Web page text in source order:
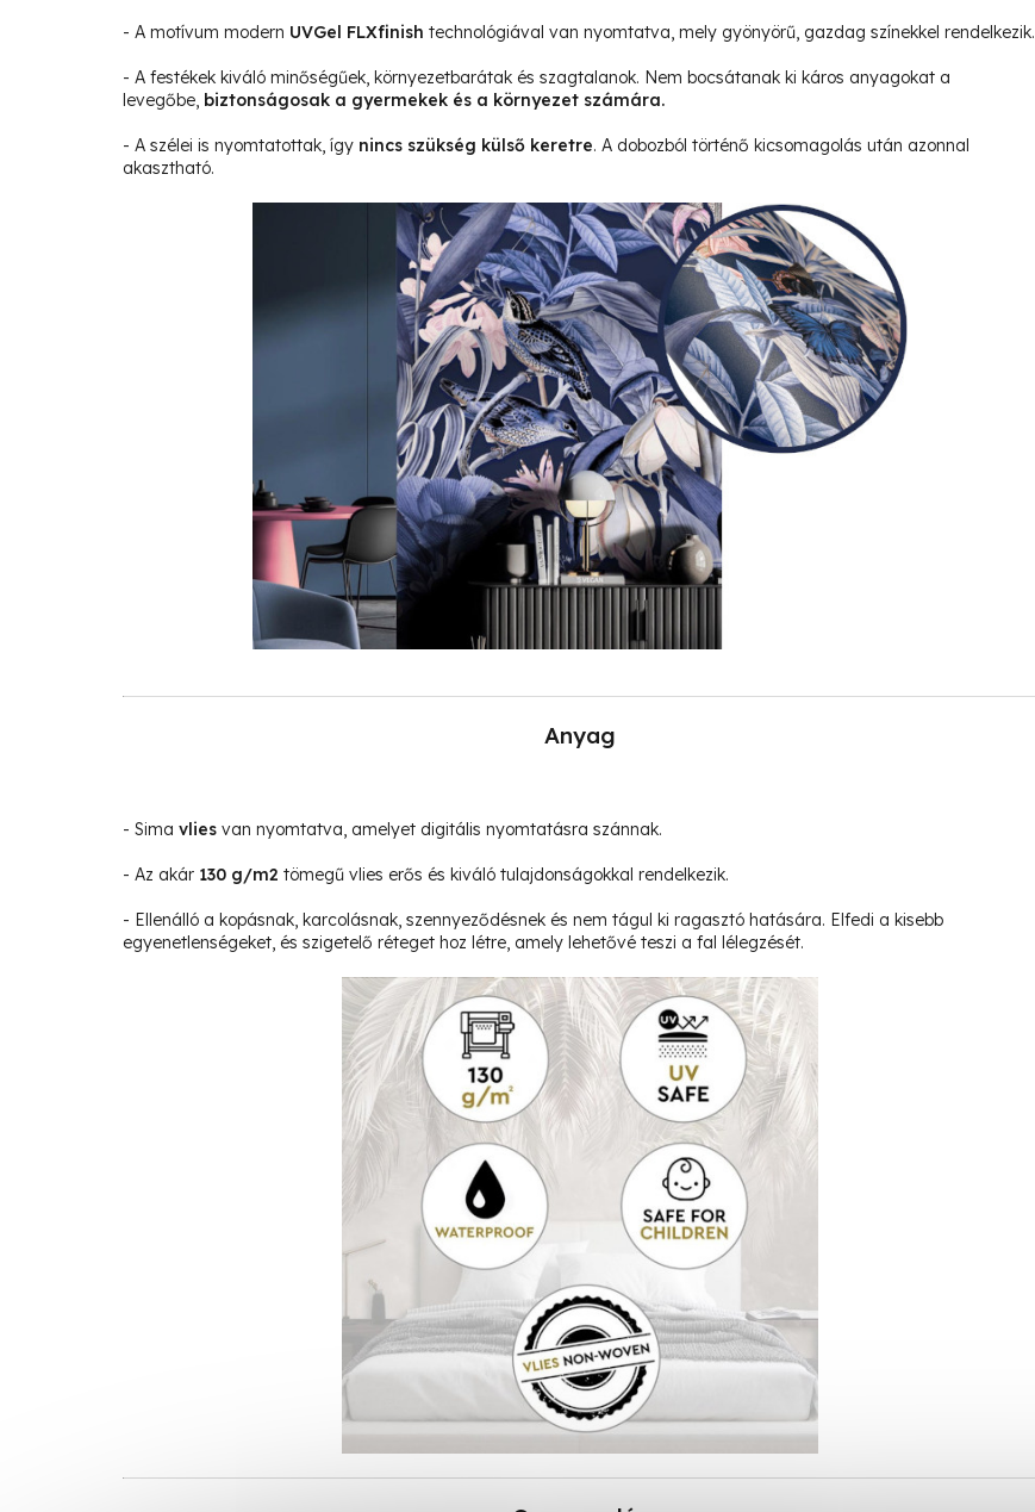
- A motívum modern UVGel FLXfinish technológiával van nyomtatva, mely gyönyörű, gazdag színekkel rendelkezik.
- A festékek kiváló minőségűek, környezetbarátak és szagtalanok. Nem bocsátanak ki káros anyagokat a
levegőbe, biztonságosak a gyermekek és a környezet számára.
- A szélei is nyomtatottak, így nincs szükség külső keretre. A dobozból történő kicsomagolás után azonnal
akasztható.
Anyag
- Sima vlies van nyomtatva, amelyet digitális nyomtatásra szánnak.
- Az akár 130 g/m2 tömegű vlies erős és kiváló tulajdonságokkal rendelkezik.
- Ellenálló a kopásnak, karcolásnak, szennyeződésnek és nem tágul ki ragasztó hatására. Elfedi a kisebb
egyenetlenségeket, és szigetelő réteget hoz létre, amely lehetővé teszi a fal lélegzését.